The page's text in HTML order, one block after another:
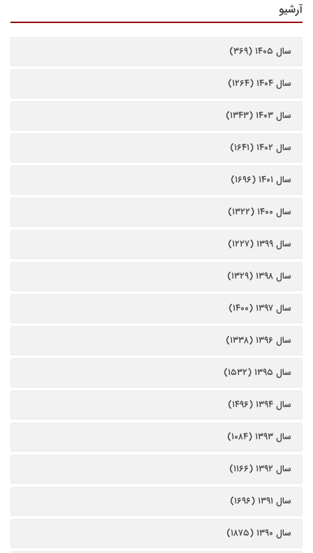
آرشیو
سال ۱۴۰۵ (۳۶۹)
سال ۱۴۰۴ (۱۲۶۴)
سال ۱۴۰۳ (۱۳۴۳)
سال ۱۴۰۲ (۱۶۴۱)
سال ۱۴۰۱ (۱۶۹۶)
سال ۱۴۰۰ (۱۳۲۲)
سال ۱۳۹۹ (۱۲۲۷)
سال ۱۳۹۸ (۱۳۲۹)
سال ۱۳۹۷ (۱۴۰۰)
سال ۱۳۹۶ (۱۳۳۸)
سال ۱۳۹۵ (۱۵۳۲)
سال ۱۳۹۴ (۱۴۹۶)
سال ۱۳۹۳ (۱۰۸۴)
سال ۱۳۹۲ (۱۱۶۶)
سال ۱۳۹۱ (۱۶۹۶)
سال ۱۳۹۰ (۱۸۷۵)